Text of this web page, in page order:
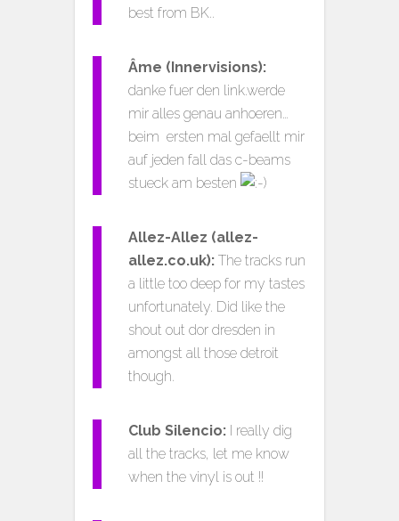
best from BK..
Âme (Innervisions):
danke fuer den link.werde
mir alles genau anhoeren…
beim ersten mal gefaellt mir
auf jeden fall das c-beams
stueck am besten
Allez-Allez (allez-
allez.co.uk): The tracks run
a little too deep for my tastes
unfortunately. Did like the
shout out dor dresden in
amongst all those detroit
though.
Club Silencio:
I really dig
all the tracks, let me know
when the vinyl is out !!